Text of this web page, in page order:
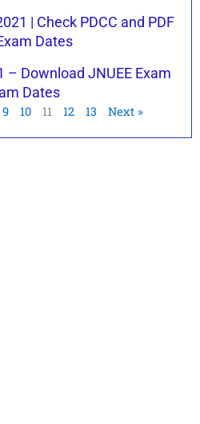
| Check PDCC and PDF
Dates
– Download JNUEE Exam
Dates
9 10 11 12 13 Next »